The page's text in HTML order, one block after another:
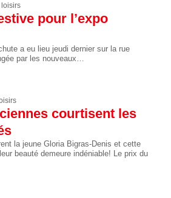
loisirs
pour l’expo
a eu lieu jeudi dernier sur la rue
par les nouveaux…
courtisent les
la jeune Gloria Bigras-Denis et cette
beauté demeure indéniable! Le prix du